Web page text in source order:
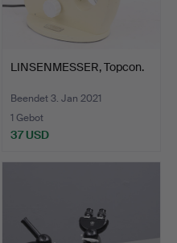
LINSENMESSER, Topcon.
Beendet 3. Jan 2021
1 Gebot
37 USD